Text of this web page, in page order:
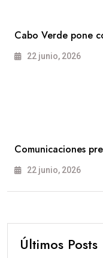
Cabo Verde pone
22 junio, 2026
Comunicaciones
22 junio, 2026
Últimos Posts